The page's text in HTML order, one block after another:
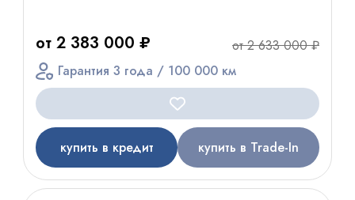
от 2 383 000 ₽
от 2 633 000 ₽
Гарантия 3 года / 100 000 км
купить в кредит купить в Trade-In